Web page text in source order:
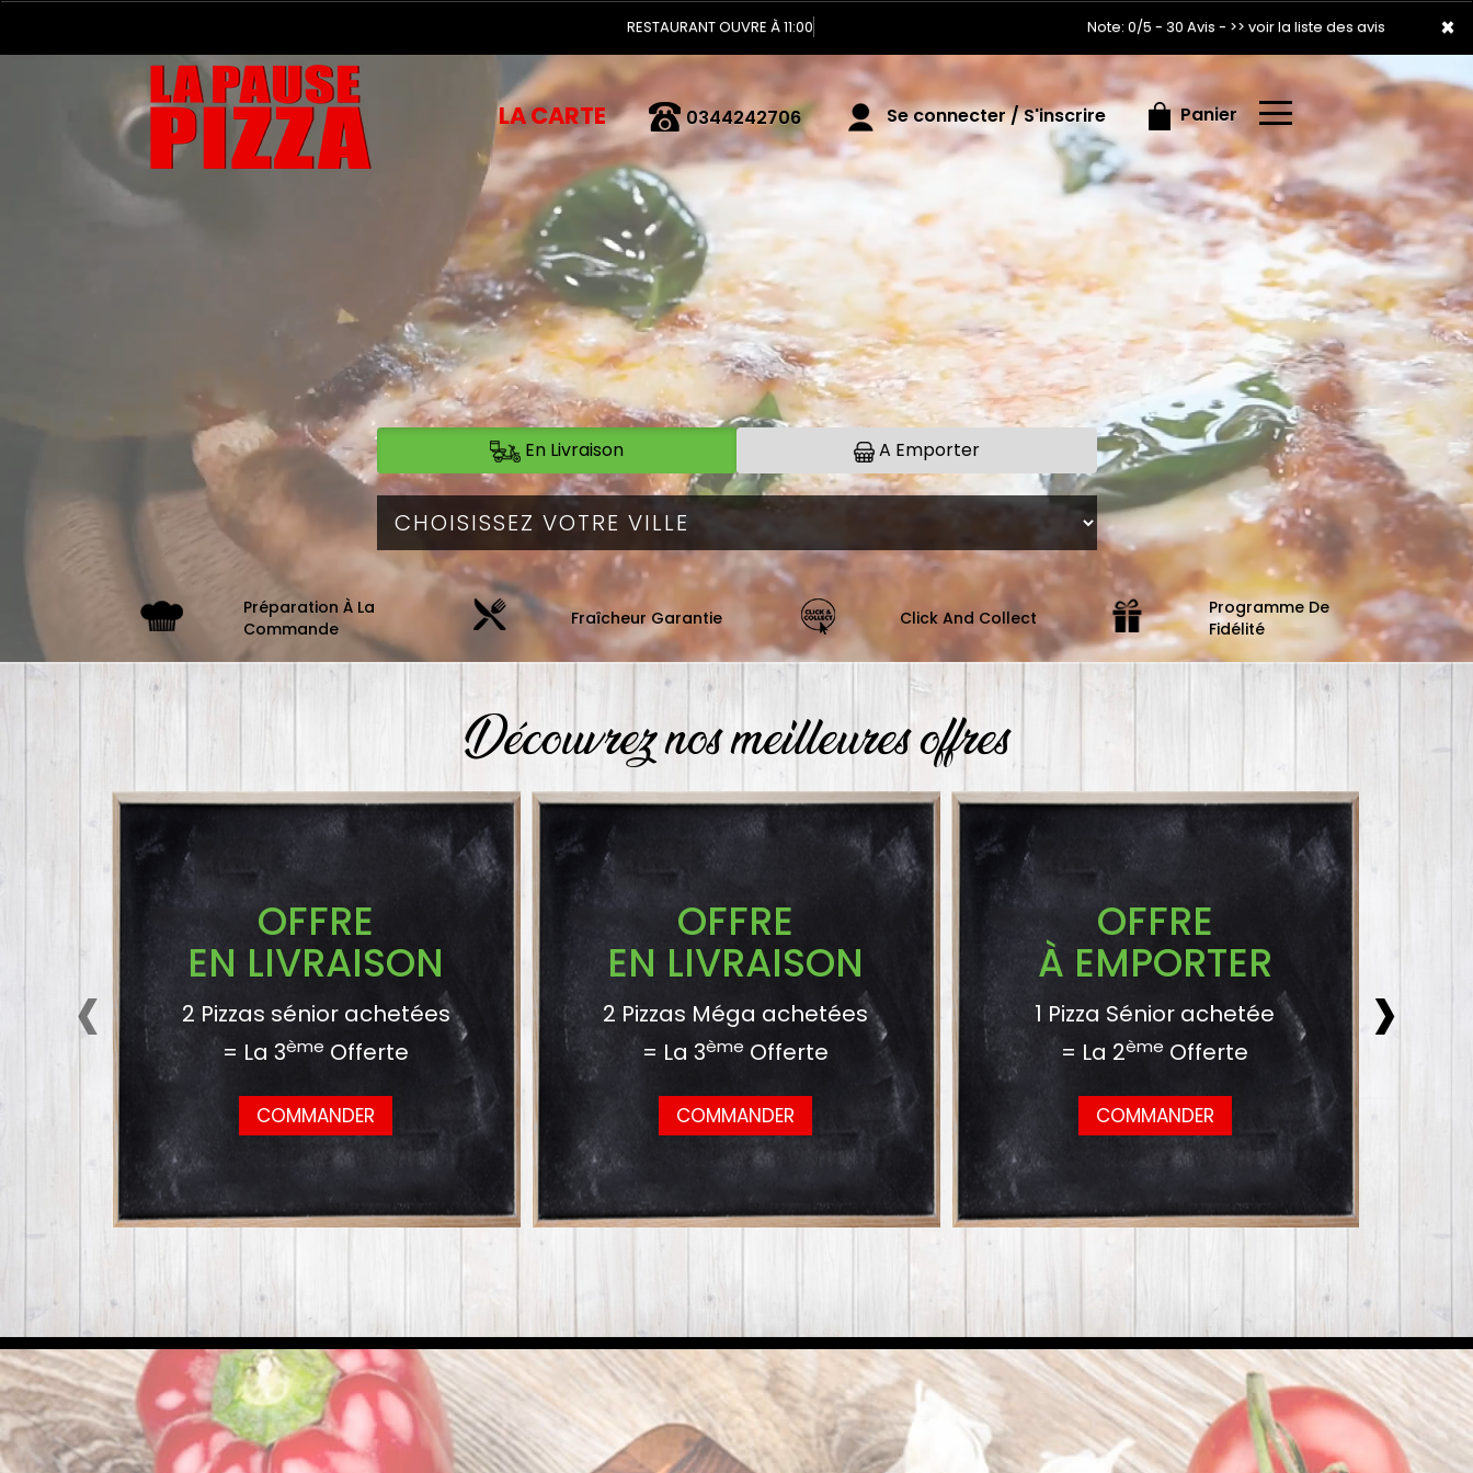
×
RESTAURANT OUVRE À 11:00 Note: 0/5 - 30 Avis - >> voir la liste des avis
LA CARTE 0344242706 Se connecter / S'inscrire Panier
×
En Livraison A Emporter
Préparation À La
Commande
Fraîcheur Garantie Click And Collect
Programme De
Fidélité
Découvrez nos meilleures offres
OFFRE
EN LIVRAISON
2 Pizzas sénior achetées
= La 3ème Offerte
COMMANDER
OFFRE
EN LIVRAISON
2 Pizzas Méga achetées
= La 3ème Offerte
COMMANDER
OFFRE
À EMPORTER
1 Pizza Sénior achetée
= La 2ème Offerte
COMMANDER
‹ ›